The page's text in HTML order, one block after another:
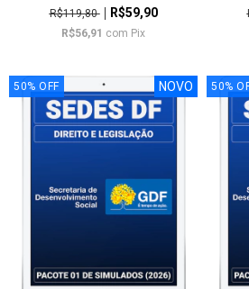
R$119,80
R$59,90
R$56,91 com Pix
50% OFF NOVO 50%